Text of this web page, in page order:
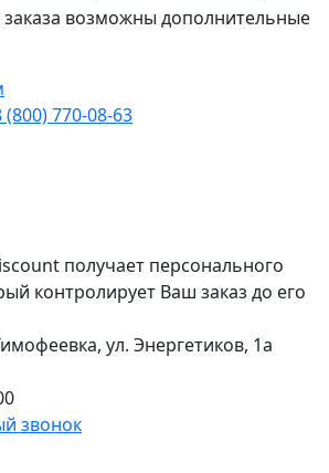
возможны дополнительные
(800) 770-08-63
получает персонального
контролирует Ваш заказ до его
ул. Энергетиков, 1а
звонок